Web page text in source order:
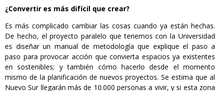
¿Convertir es más difícil que crear?
Es más complicado cambiar las cosas cuando ya están hechas.
De hecho, el proyecto paralelo que tenemos con la Universidad
es diseñar un manual de metodología que explique el paso a
paso para provocar acción que convierta espacios ya existentes
en sostenibles; y también cómo hacerlo desde el momento
mismo de la planificación de nuevos proyectos. Se estima que al
Nuevo Sur llegarán más de 10.000 personas a vivir, y si esta zona